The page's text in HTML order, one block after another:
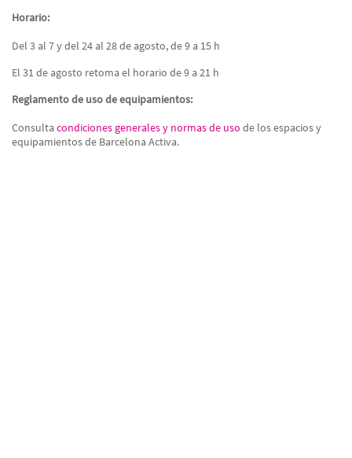
Horario:
Del 3 al 7 y del 24 al 28 de agosto, de 9 a 15 h
El 31 de agosto retoma el horario de 9 a 21 h
Reglamento de uso de equipamientos:
Consulta condiciones generales y normas de uso de los espacios y
equipamientos de Barcelona Activa.